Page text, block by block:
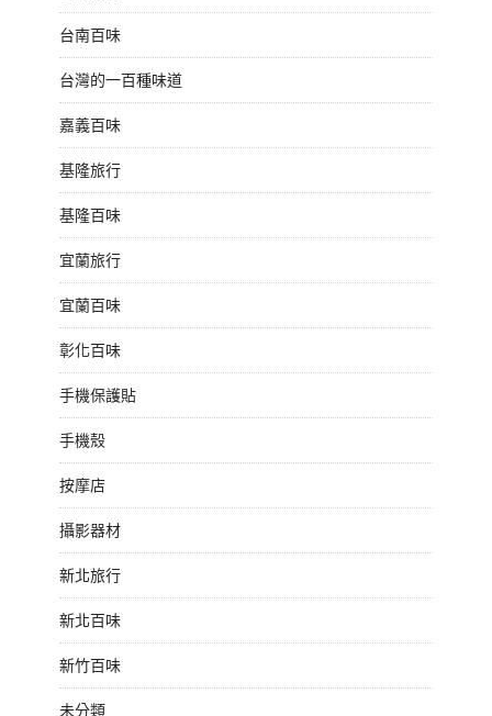
台南百味
台灣的一百種味道
嘉義百味
基隆旅行
基隆百味
宜蘭旅行
宜蘭百味
彰化百味
手機保護貼
手機殼
按摩店
攝影器材
新北旅行
新北百味
新竹百味
未分類